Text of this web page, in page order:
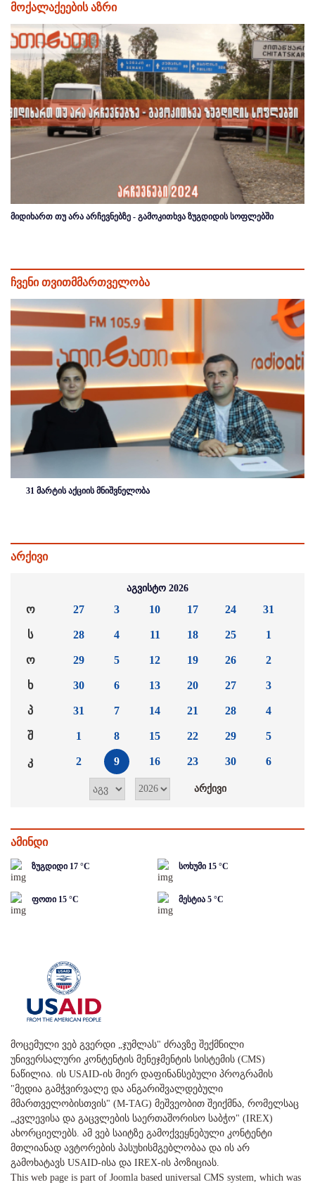
მოქალაქეების აზრი
მიდიხართ თუ არა არჩევნებზე - გამოკითხვა ზუგდიდის სოფლებში
ჩვენი თვითმმართველობა
31 მარტის აქციის მნიშვნელობა
არქივი
აგვისტო 2026
ო
ს
ო
ხ
პ
შ
კ
27
28
29
30
31
1
2
3
4
5
6
7
8
9
10
11
12
13
14
15
16
17
18
19
20
21
22
23
24
25
26
27
28
29
30
31
1
2
3
4
5
6
ამინდი
ზუგდიდი 17 °C სოხუმი 15 °C
ფოთი 15 °C მესტია 5 °C
მოცემული ვებ გვერდი „ჯუმლას" ძრავზე შექმნილი
უნივერსალური კონტენტის მენეჯმენტის სისტემის (CMS)
ნაწილია. ის USAID-ის მიერ დაფინანსებული პროგრამის
"მედია გამჭვირვალე და ანგარიშვალდებული
მმართველობისთვის" (M-TAG) მეშვეობით შეიქმნა, რომელსაც
„კვლევისა და გაცვლების საერთაშორისო საბჭო" (IREX)
ახორციელებს. ამ ვებ საიტზე გამოქვეყნებული კონტენტი
მთლიანად ავტორების პასუხისმგებლობაა და ის არ
გამოხატავს USAID-ისა და IREX-ის პოზიციას.
This web page is part of Joomla based universal CMS system, which was